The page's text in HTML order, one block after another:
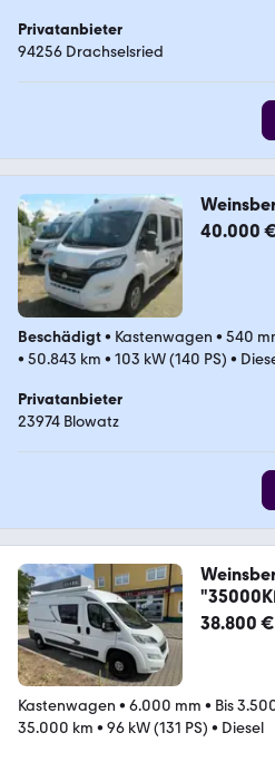
Privatanbieter
94256 Drachselsried
40.000
Beschädigt• Kastenwagen • 540
• 50.843 km • 103 kW (140 PS) •
Privatanbieter
23974 Blowatz
38.800 €
Kastenwagen • 6.000 mm • Bis
35.000 km • 96 kW (131 PS) • Diesel